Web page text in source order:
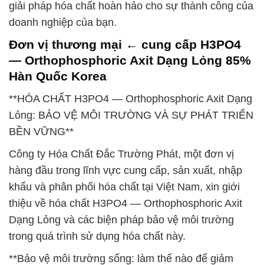
giải pháp hóa chất hoàn hảo cho sự thành công của
doanh nghiệp của bạn.
Đơn vị thương mại ← cung cấp H3PO4
— Orthophosphoric Axit Dạng Lỏng 85%
Hàn Quốc Korea
**HÓA CHẤT H3PO4 — Orthophosphoric Axit Dạng
Lỏng: BẢO VỆ MÔI TRƯỜNG VÀ SỰ PHÁT TRIỂN
BỀN VỮNG**
Công ty Hóa Chất Đắc Trường Phát, một đơn vị
hàng đầu trong lĩnh vực cung cấp, sản xuất, nhập
khẩu và phân phối hóa chất tại Việt Nam, xin giới
thiệu về hóa chất H3PO4 — Orthophosphoric Axit
Dạng Lỏng và các biện pháp bảo vệ môi trường
trong quá trình sử dụng hóa chất này.
**Bảo vệ môi trường sống: làm thế nào để giảm